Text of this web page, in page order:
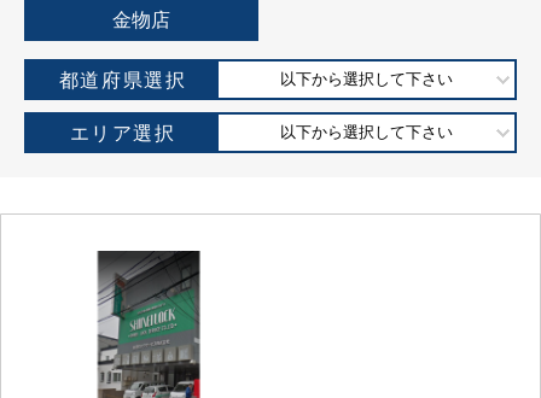
金物店
都道府県選択 以下から選択して下さい
エリア選択 以下から選択して下さい